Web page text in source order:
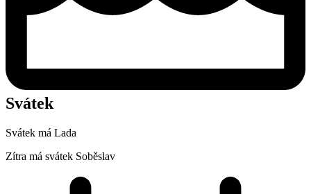
Svátek
Svátek má Lada
Zítra má svátek Soběslav